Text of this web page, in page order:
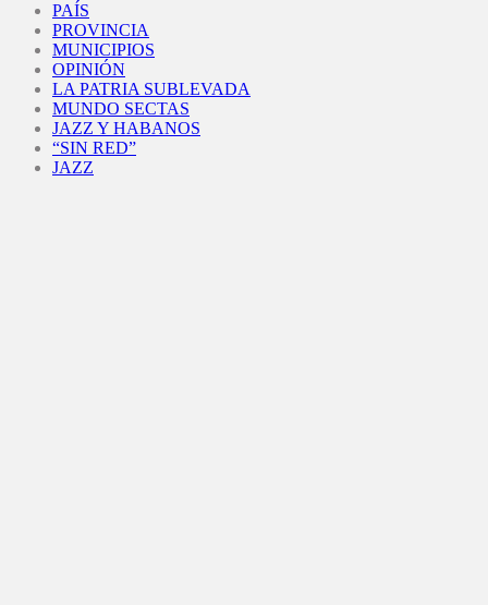
PAÍS
PROVINCIA
MUNICIPIOS
OPINIÓN
LA PATRIA SUBLEVADA
MUNDO SECTAS
JAZZ Y HABANOS
“SIN RED”
JAZZ